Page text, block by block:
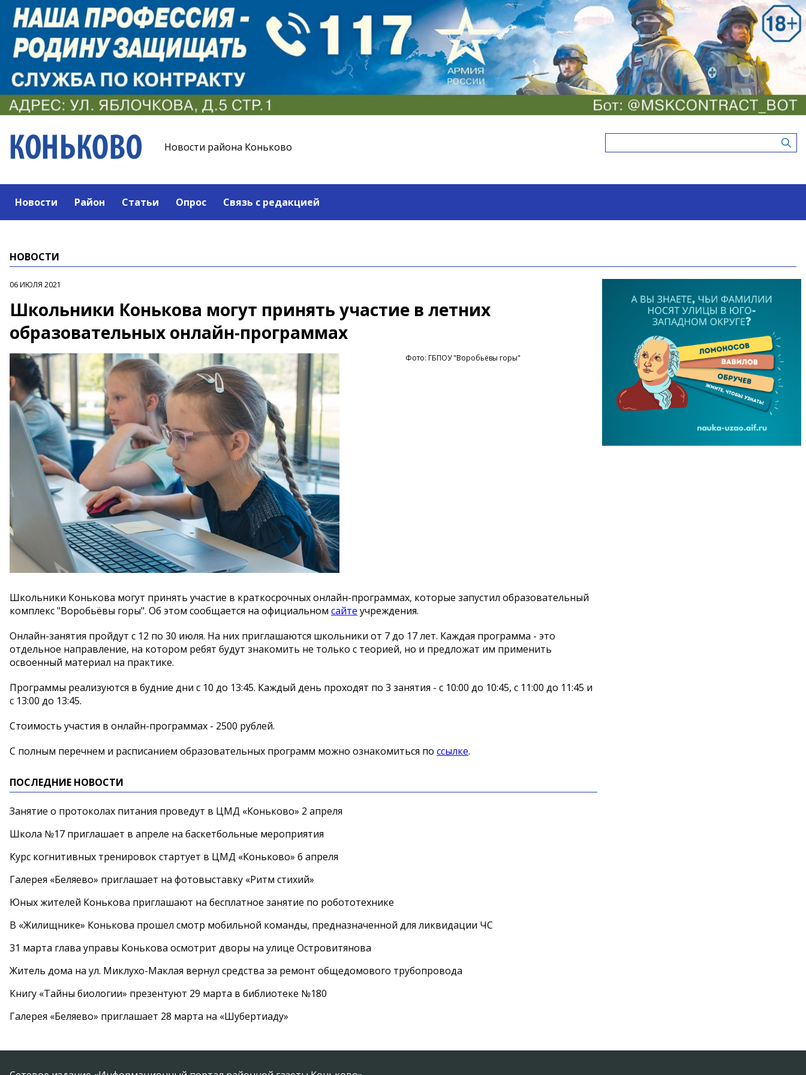
Новости района Коньково
Новости Район Статьи Опрос Связь с редакцией
НОВОСТИ
06 ИЮЛЯ 2021
Школьники Конькова могут принять участие в летних
образовательных онлайн-программах
Фото: ГБПОУ "Воробьёвы горы"
Школьники Конькова могут принять участие в краткосрочных онлайн-программах, которые запустил образовательный
комплекс "Воробьёвы горы". Об этом сообщается на официальном сайте учреждения.
Онлайн-занятия пройдут с 12 по 30 июля. На них приглашаются школьники от 7 до 17 лет. Каждая программа - это
отдельное направление, на котором ребят будут знакомить не только с теорией, но и предложат им применить
освоенный материал на практике.
Программы реализуются в будние дни с 10 до 13:45. Каждый день проходят по 3 занятия - с 10:00 до 10:45, с 11:00 до 11:45 и
с 13:00 до 13:45.
Стоимость участия в онлайн-программах - 2500 рублей.
С полным перечнем и расписанием образовательных программ можно ознакомиться по ссылке.
ПОСЛЕДНИЕ НОВОСТИ
Занятие о протоколах питания проведут в ЦМД «Коньково» 2 апреля
Школа №17 приглашает в апреле на баскетбольные мероприятия
Курс когнитивных тренировок стартует в ЦМД «Коньково» 6 апреля
Галерея «Беляево» приглашает на фотовыставку «Ритм стихий»
Юных жителей Конькова приглашают на бесплатное занятие по робототехнике
В «Жилищнике» Конькова прошел смотр мобильной команды, предназначенной для ликвидации ЧС
31 марта глава управы Конькова осмотрит дворы на улице Островитянова
Житель дома на ул. Миклухо-Маклая вернул средства за ремонт общедомового трубопровода
Книгу «Тайны биологии» презентуют 29 марта в библиотеке №180
Галерея «Беляево» приглашает 28 марта на «Шубертиаду»